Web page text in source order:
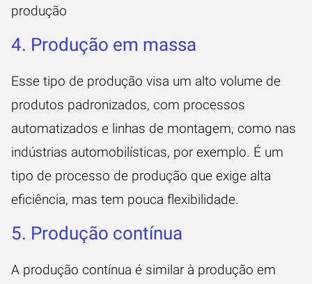
produção
4. Produção em massa
Esse tipo de produção visa um alto volume de
produtos padronizados, com processos
automatizados e linhas de montagem, como nas
indústrias automobilísticas, por exemplo. É um
tipo de processo de produção que exige alta
eficiência, mas tem pouca flexibilidade.
5. Produção contínua
A produção contínua é similar à produção em